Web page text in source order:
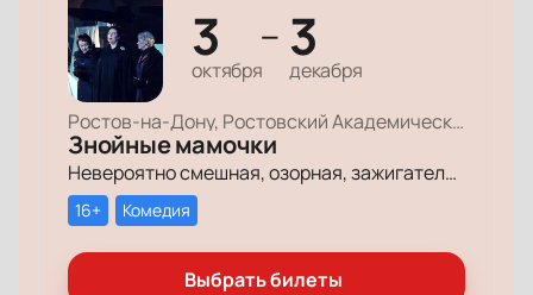
3
октября
— 3
декабря
Ростов-на-Дону, Ростовский Академический Театр Драмы, Малая сцена
Знойные мамочки
Невероятно смешная, озорная, зажигательная комедия – о том, как две прекрасные леди степенного возраста вовсе не торопятся остепеняться, и подают своим уже взрослым детям отличный пример, как жить на полную катушку.
16+ Комедия
Выбрать билеты